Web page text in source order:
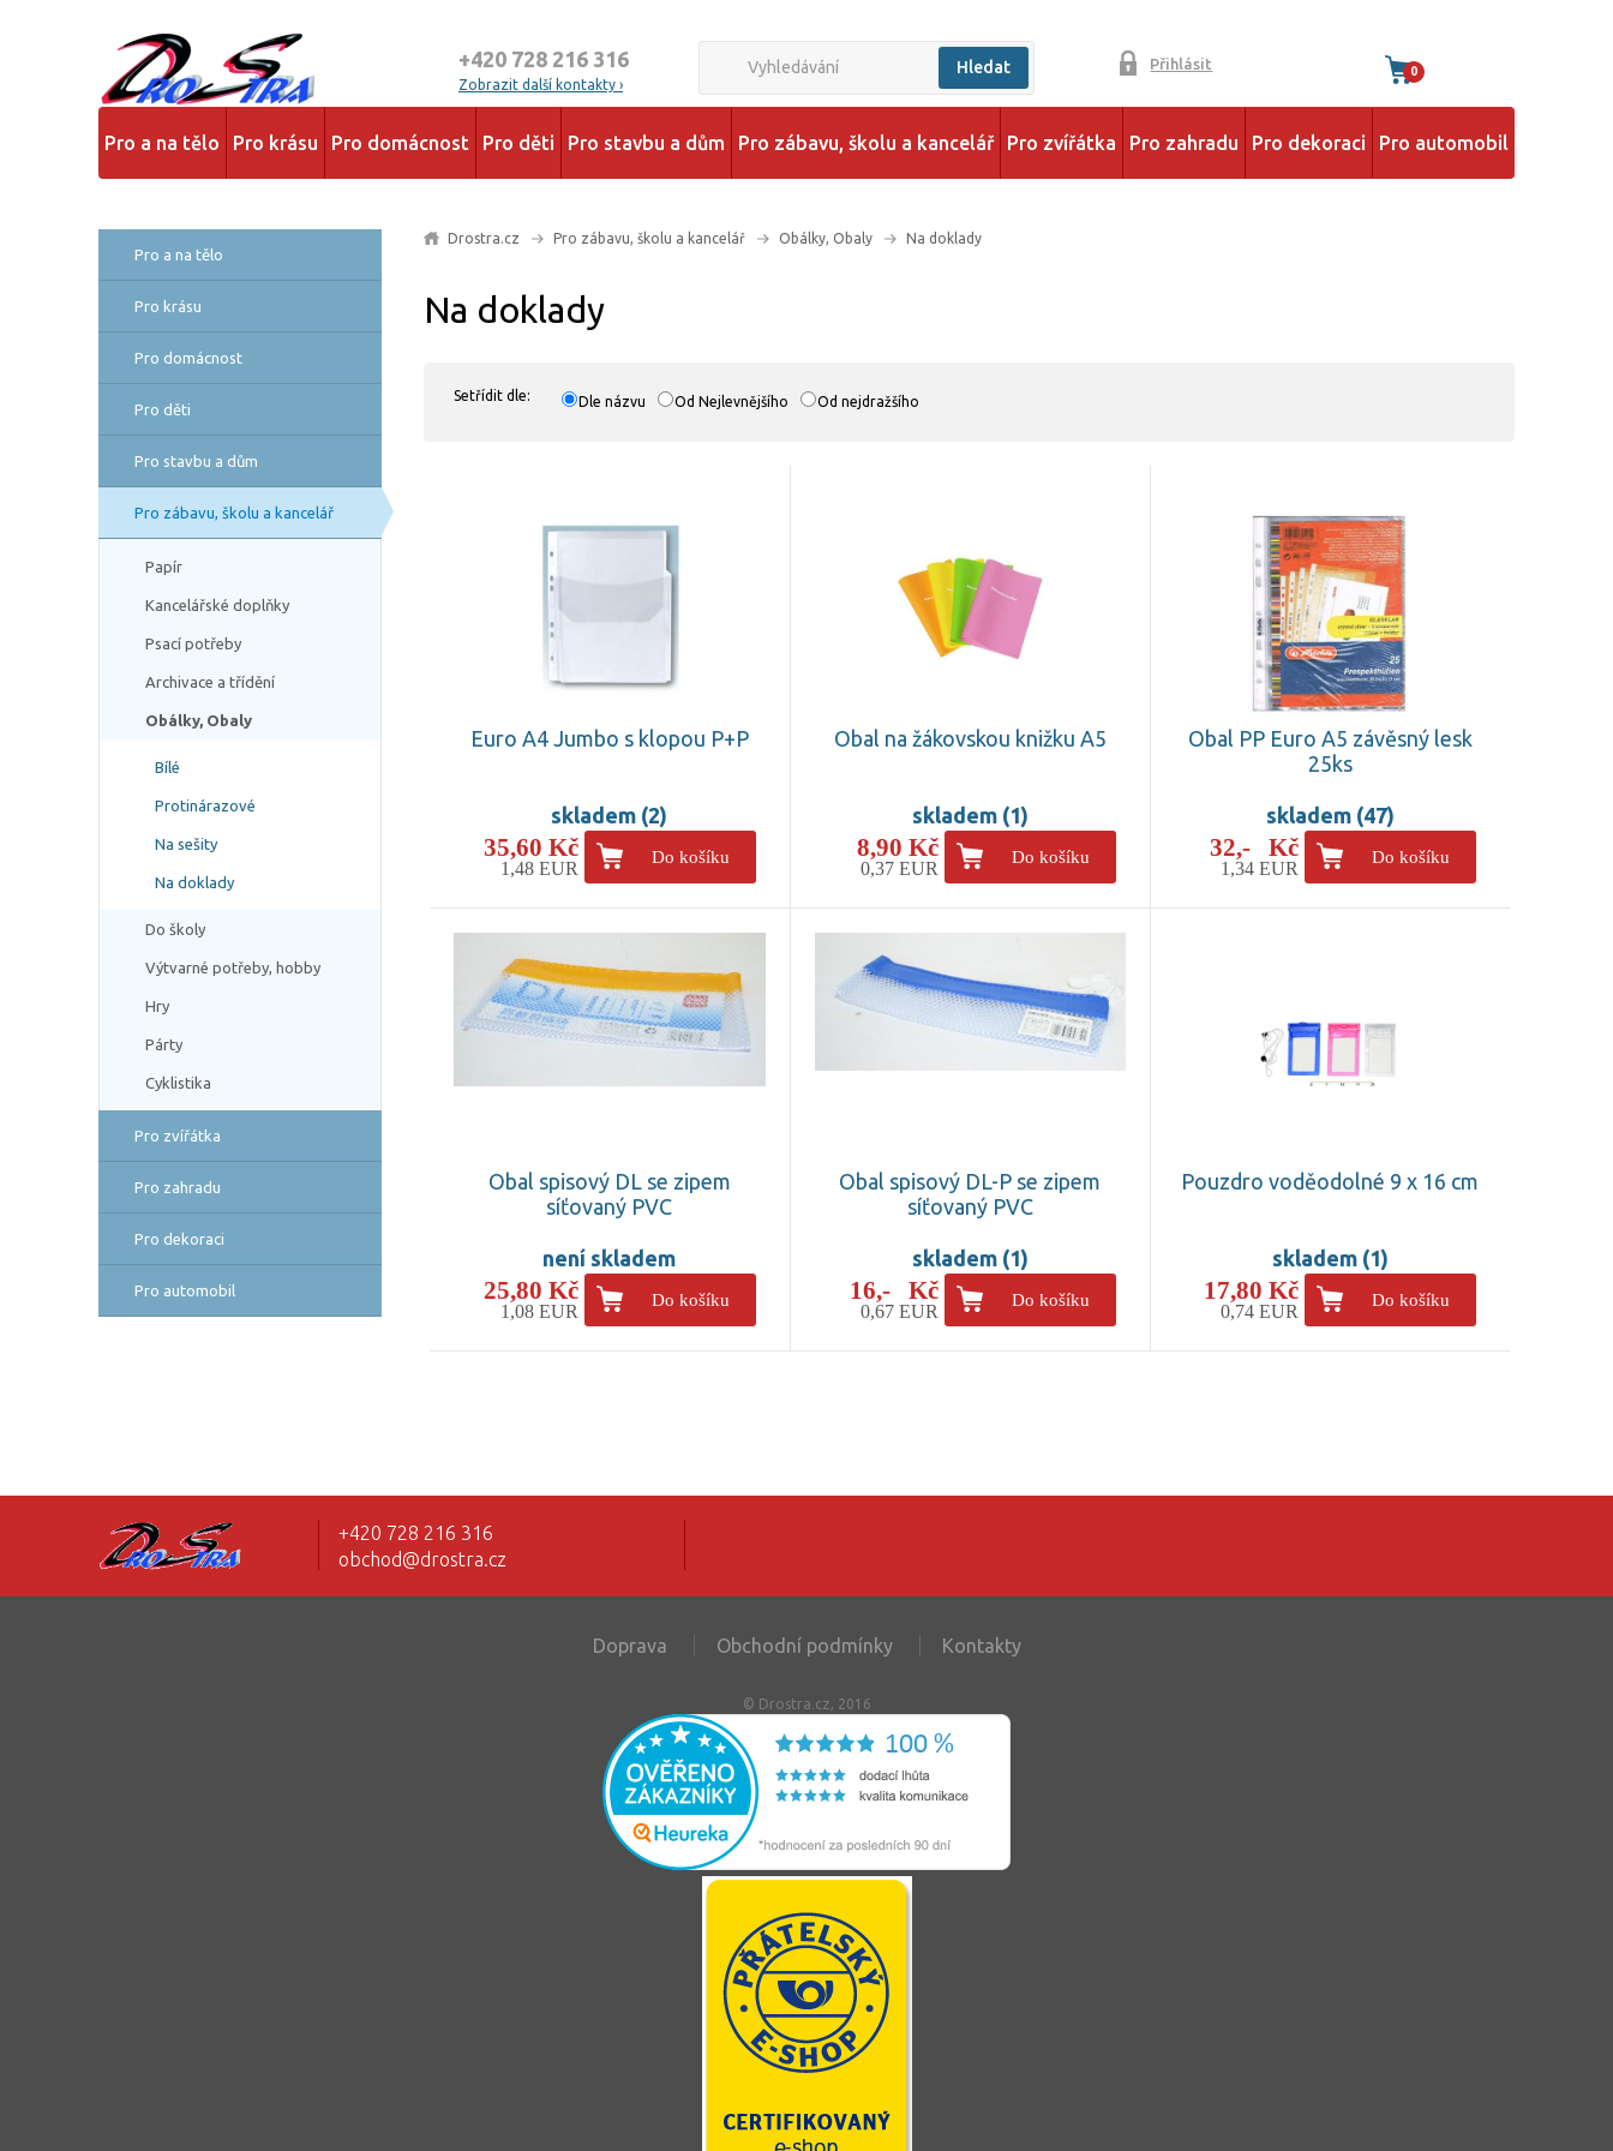
+420 728 216 316
Zobrazit další kontakty ›
Hledat Přihlásit 0
Pro a na tělo Pro krásu Pro domácnost Pro děti Pro stavbu a dům Pro zábavu, školu a kancelář Pro zvířátka Pro zahradu Pro dekoraci Pro automobil
Pro a na tělo
Pro krásu
Pro domácnost
Pro děti
Pro stavbu a dům
Pro zábavu, školu a kancelář
Papír
Kancelářské doplňky
Psací potřeby
Archivace a třídění
Obálky, Obaly
Bílé
Protinárazové
Na sešity
Na doklady
Do školy
Výtvarné potřeby, hobby
Hry
Párty
Cyklistika
Pro zvířátka
Pro zahradu
Pro dekoraci
Pro automobil
Drostra.cz Pro zábavu, školu a kancelář Obálky, Obaly Na doklady
Na doklady
Setřídit dle: Dle názvu Od Nejlevnějšího Od nejdražšího
Euro A4 Jumbo s klopou P+P
skladem (2)
35,60 Kč
1,48 EUR
Do košíku
Obal na žákovskou knižku A5
skladem (1)
8,90 Kč
0,37 EUR
Do košíku
Obal PP Euro A5 závěsný lesk
25ks
skladem (47)
32,- Kč
1,34 EUR
Do košíku
Obal spisový DL se zipem
síťovaný PVC
není skladem
25,80 Kč
1,08 EUR
Do košíku
Obal spisový DL-P se zipem
síťovaný PVC
skladem (1)
16,- Kč
0,67 EUR
Do košíku
Pouzdro voděodolné 9 x 16 cm
skladem (1)
17,80 Kč
0,74 EUR
Do košíku
+420 728 216 316
obchod@drostra.cz
Doprava Obchodní podmínky Kontakty
© Drostra.cz, 2016